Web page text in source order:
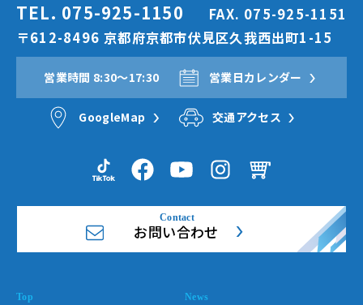
TEL. 075-925-1150
FAX. 075-925-1151
〒612-8496 京都府京都市伏見区久我西出町1-15
営業時間 8:30〜17:30 営業日カレンダー
GoogleMap 交通アクセス
お問い合わせ